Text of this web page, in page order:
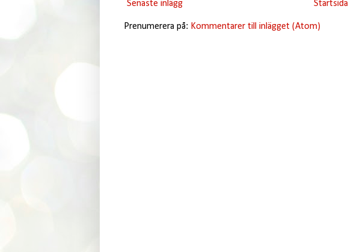
Senaste inlägg Startsida
Prenumerera på: Kommentarer till inlägget (Atom)